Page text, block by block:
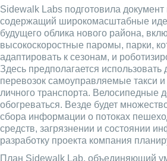
Sidewalk Labs подготовила документ
содержащий широкомасштабные
будущего облика нового района,
высокоскоростные паромы, парки,
адаптировать к сезонам, и
Здесь предполагается использовать
перевозок самоуправляемые такси
личного транспорта. Велосипедные
обогреваться. Везде будет
сбора информации о потоках
средств, загрязнении и состоянии
разработку проекта компания
План Sidewalk Lab, объединяющий